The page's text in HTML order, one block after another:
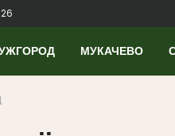
МУКАЧЕВО